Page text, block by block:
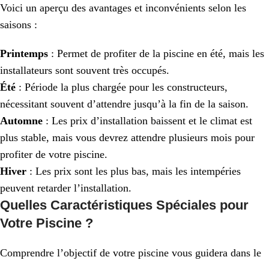
Voici un aperçu des avantages et inconvénients selon les
saisons :
Printemps : Permet de profiter de la piscine en été, mais les
installateurs sont souvent très occupés.
Été : Période la plus chargée pour les constructeurs,
nécessitant souvent d’attendre jusqu’à la fin de la saison.
Automne : Les prix d’installation baissent et le climat est
plus stable, mais vous devrez attendre plusieurs mois pour
profiter de votre piscine.
Hiver : Les prix sont les plus bas, mais les intempéries
peuvent retarder l’installation.
Quelles Caractéristiques Spéciales pour
Votre Piscine ?
Comprendre l’objectif de votre piscine vous guidera dans le